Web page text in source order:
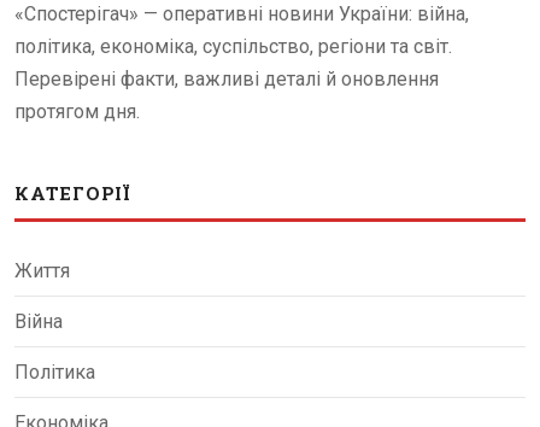
«Спостерігач» — оперативні новини України: війна,
політика, економіка, суспільство, регіони та світ.
Перевірені факти, важливі деталі й оновлення
протягом дня.
КАТЕГОРІЇ
Життя
Війна
Політика